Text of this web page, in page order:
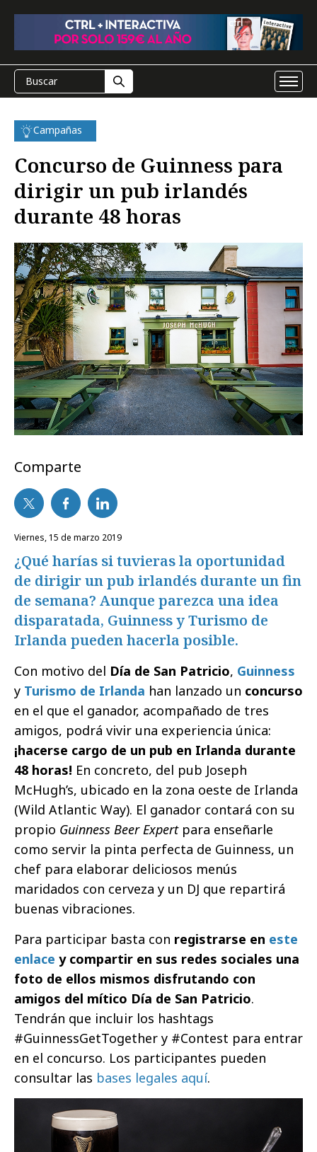
Campañas
Concurso de Guinness para
dirigir un pub irlandés
durante 48 horas
Comparte
viernes, 15 de marzo 2019
¿Qué harías si tuvieras la oportunidad
de dirigir un pub irlandés durante un fin
de semana? Aunque parezca una idea
disparatada, Guinness y Turismo de
Irlanda pueden hacerla posible.
Con motivo del Día de San Patricio, Guinness
y Turismo de Irlanda han lanzado un concurso
en el que el ganador, acompañado de tres
amigos, podrá vivir una experiencia única:
¡hacerse cargo de un pub en Irlanda durante
48 horas! En concreto, del pub Joseph
McHugh’s, ubicado en la zona oeste de Irlanda
(Wild Atlantic Way). El ganador contará con su
propio Guinness Beer Expert para enseñarle
como servir la pinta perfecta de Guinness, un
chef para elaborar deliciosos menús
maridados con cerveza y un DJ que repartirá
buenas vibraciones.
Para participar basta con registrarse en este
enlace y compartir en sus redes sociales una
foto de ellos mismos disfrutando con
amigos del mítico Día de San Patricio.
Tendrán que incluir los hashtags
#GuinnessGetTogether y #Contest para entrar
en el concurso. Los participantes pueden
consultar las bases legales aquí.